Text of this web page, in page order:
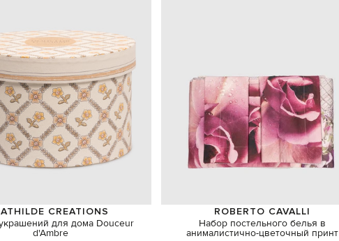
CREATIONS
для дома Douceur
d'Ambre
ROBERTO CAVALLI
Набор постельного белья в
анималистично-цветочный принт